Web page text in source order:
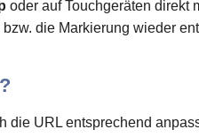
oder auf Touchgeräten direkt
die Markierung wieder
die URL entsprechend